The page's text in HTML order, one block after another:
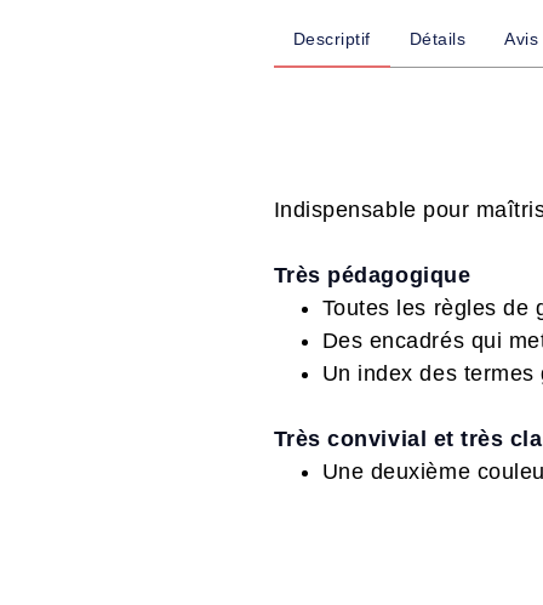
Descriptif Détails Avis
Indispensable pour
Très pédagogique
Toutes les règles de
Des encadrés qui
Un index des termes
Très convivial et très
Une deuxième